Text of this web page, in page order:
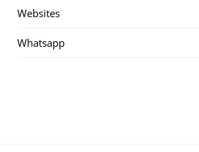
Websites
Whatsapp